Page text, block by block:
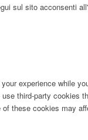
sul sito acconsenti
experience while
third-party cookies
these cookies may